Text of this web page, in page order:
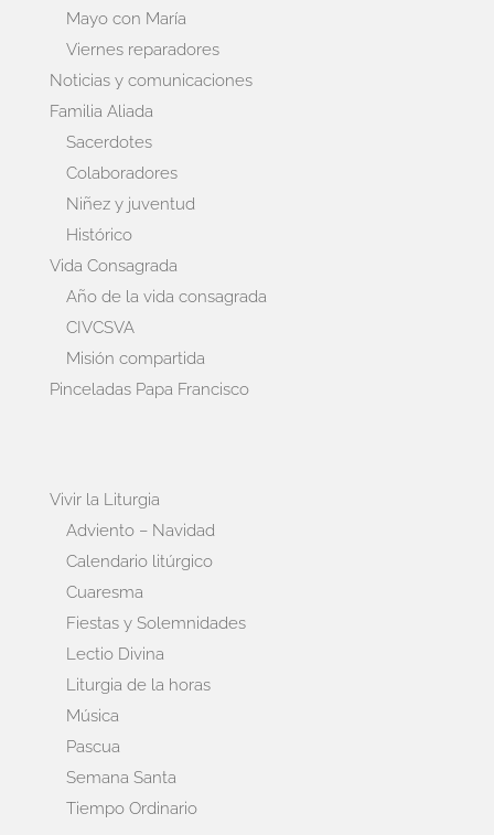
Mayo con María
Viernes reparadores
Noticias y comunicaciones
Familia Aliada
Sacerdotes
Colaboradores
Niñez y juventud
Histórico
Vida Consagrada
Año de la vida consagrada
CIVCSVA
Misión compartida
Pinceladas Papa Francisco
Vivir la Liturgia
Adviento – Navidad
Calendario litúrgico
Cuaresma
Fiestas y Solemnidades
Lectio Divina
Liturgia de la horas
Música
Pascua
Semana Santa
Tiempo Ordinario